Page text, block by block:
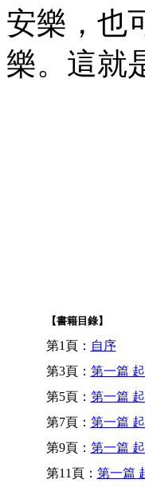
安樂，也
樂。這就
【書籍目錄】
第1頁： 自序
第3頁： 第一篇
第5頁： 第一篇
第7頁： 第一篇
第9頁： 第一篇
第11頁： 第一篇